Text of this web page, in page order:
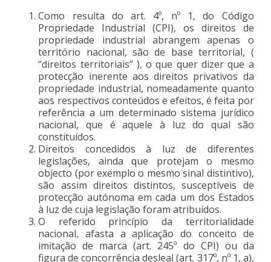
Como resulta do art. 4º, nº 1, do Código
Propriedade Industrial (CPI), os direitos de
propriedade industrial abrangem apenas o
território nacional, são de base territorial, (
“direitos territoriais” ), o que quer dizer que a
protecção inerente aos direitos privativos da
propriedade industrial, nomeadamente quanto
aos respectivos conteúdos e efeitos, é feita por
referência a um determinado sistema jurídico
nacional, que é aquele à luz do qual são
constituídos.
Direitos concedidos à luz de diferentes
legislações, ainda que protejam o mesmo
objecto (por exemplo o mesmo sinal distintivo),
são assim direitos distintos, susceptíveis de
protecção autónoma em cada um dos Estados
à luz de cuja legislação foram atribuídos.
O referido princípio da territorialidade
nacional, afasta a aplicação do conceito de
imitação de marca (art. 245º do CPI) ou da
figura de concorrência desleal (art. 317º, nº 1, a),